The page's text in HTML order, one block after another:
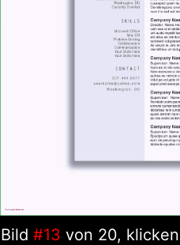
Bild #13 von 20,